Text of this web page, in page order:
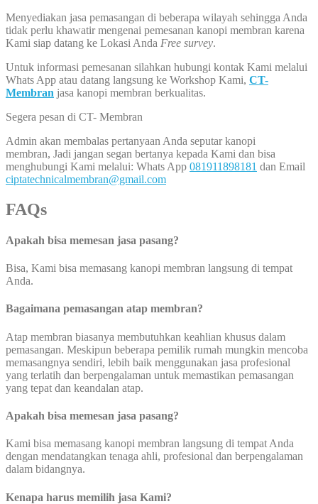
Menyediakan jasa pemasangan di beberapa wilayah sehingga Anda
tidak perlu khawatir mengenai pemesanan kanopi membran karena
Kami siap datang ke Lokasi Anda Free survey.
Untuk informasi pemesanan silahkan hubungi kontak Kami melalui
Whats App atau datang langsung ke Workshop Kami, CT-
Membran jasa kanopi membran berkualitas.
Segera pesan di CT- Membran
Admin akan membalas pertanyaan Anda seputar kanopi
membran, Jadi jangan segan bertanya kepada Kami dan bisa
menghubungi Kami melalui: Whats App 081911898181 dan Email
ciptatechnicalmembran@gmail.com
FAQs
Apakah bisa memesan jasa pasang?
Bisa, Kami bisa memasang kanopi membran langsung di tempat
Anda.
Bagaimana pemasangan atap membran?
Atap membran biasanya membutuhkan keahlian khusus dalam
pemasangan. Meskipun beberapa pemilik rumah mungkin mencoba
memasangnya sendiri, lebih baik menggunakan jasa profesional
yang terlatih dan berpengalaman untuk memastikan pemasangan
yang tepat dan keandalan atap.
Apakah bisa memesan jasa pasang?
Kami bisa memasang kanopi membran langsung di tempat Anda
dengan mendatangkan tenaga ahli, profesional dan berpengalaman
dalam bidangnya.
Kenapa harus memilih jasa Kami?